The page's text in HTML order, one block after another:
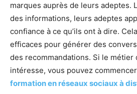
marques auprès de leurs adeptes.
des informations, leurs adeptes
confiance à ce qu’ils ont à dire.
efficaces pour générer des
des recommandations. Si le métier
intéresse, vous pouvez
formation en réseaux sociaux à